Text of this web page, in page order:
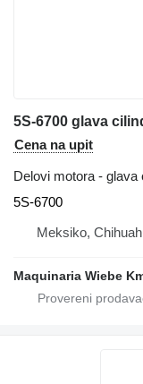
5S-6700 glava
Cena na upit
Delovi motora - glava
5S-6700
Meksiko,
Maquinaria Wiebe